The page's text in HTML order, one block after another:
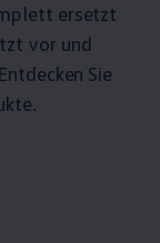
ersetzt
vor und
Sie